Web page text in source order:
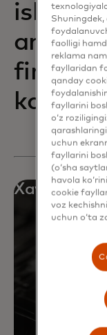
aniq
Xavfsiz
faolligi
reklama
fayllaridan
qanday
fayllarini
o‘z
uchun
fayllarini
(o‘sha
havola
cookie
voz
uchun o‘ta